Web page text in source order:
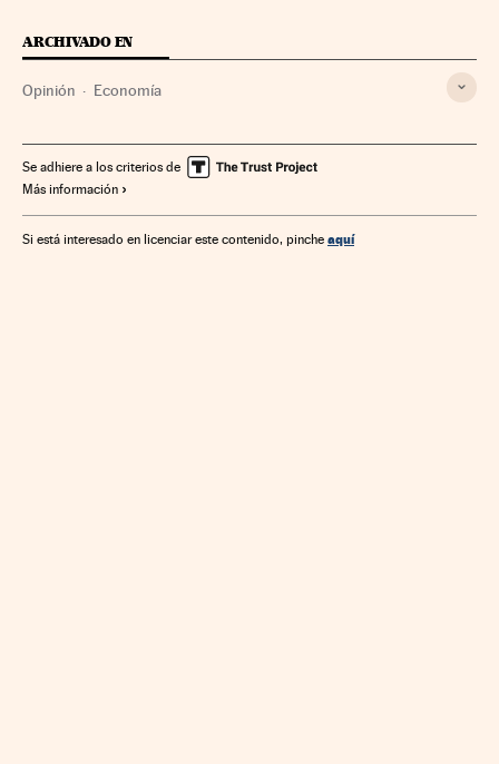
ARCHIVADO EN
Opinión Economía
Se adhiere a los criterios de
Más información
Si está interesado en licenciar este contenido, pinche aquí